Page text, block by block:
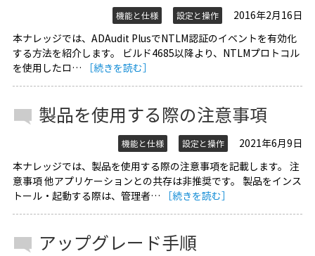
機能と仕様 設定と操作
2016年2月16日
本ナレッジでは、ADAudit PlusでNTLM認証のイベントを有効化
する方法を紹介します。 ビルド4685以降より、NTLMプロトコル
を使用したロ…
［続きを読む］
製品を使用する際の注意事項
機能と仕様 設定と操作
2021年6月9日
本ナレッジでは、製品を使用する際の注意事項を記載します。 注
意事項 他アプリケーションとの共存は非推奨です。 製品をインス
トール・起動する際は、管理者…
［続きを読む］
アップグレード手順